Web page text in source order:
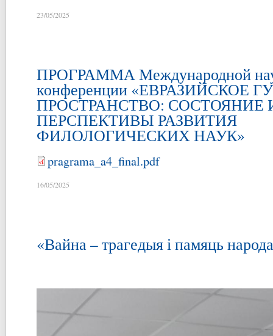
23/05/2025
ПРОГРАММА Международной
конференции «ЕВРАЗИЙСКОЕ
ПРОСТРАНСТВО: СОСТОЯНИЕ
ПЕРСПЕКТИВЫ РАЗВИТИЯ
ФИЛОЛОГИЧЕСКИХ НАУК»
pragrama_a4_final.pdf
16/05/2025
«Вайна – трагедыя і памяць